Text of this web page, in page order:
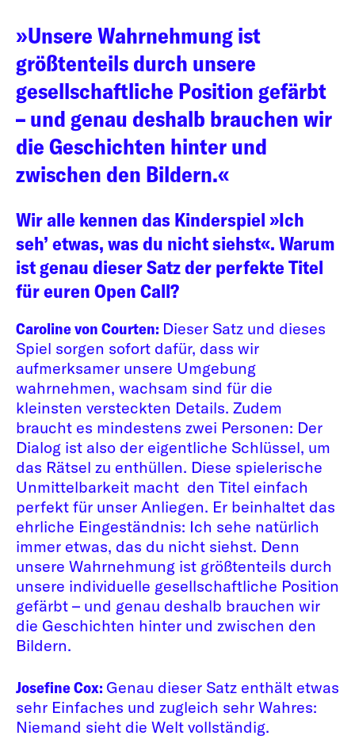
»Unsere Wahrnehmung ist
größtenteils durch unsere
gesellschaftliche Position gefärbt
– und genau deshalb brauchen wir
die Geschichten hinter und
zwischen den Bildern.«
Wir alle kennen das Kinderspiel »Ich
seh’ etwas, was du nicht siehst«. Warum
ist genau dieser Satz der perfekte Titel
für euren Open Call?
Caroline von Courten: Dieser Satz und dieses
Spiel sorgen sofort dafür, dass wir
aufmerksamer unsere Umgebung
wahrnehmen, wachsam sind für die
kleinsten versteckten Details. Zudem
braucht es mindestens zwei Personen: Der
Dialog ist also der eigentliche Schlüssel, um
das Rätsel zu enthüllen. Diese spielerische
Unmittelbarkeit macht den Titel einfach
perfekt für unser Anliegen. Er beinhaltet das
ehrliche Eingeständnis: Ich sehe natürlich
immer etwas, das du nicht siehst. Denn
unsere Wahrnehmung ist größtenteils durch
unsere individuelle gesellschaftliche Position
gefärbt – und genau deshalb brauchen wir
die Geschichten hinter und zwischen den
Bildern.
Josefine Cox: Genau dieser Satz enthält etwas
sehr Einfaches und zugleich sehr Wahres:
Niemand sieht die Welt vollständig.